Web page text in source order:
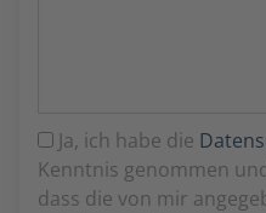
Ja, ich habe die
Kenntnis genommen
dass die von mir